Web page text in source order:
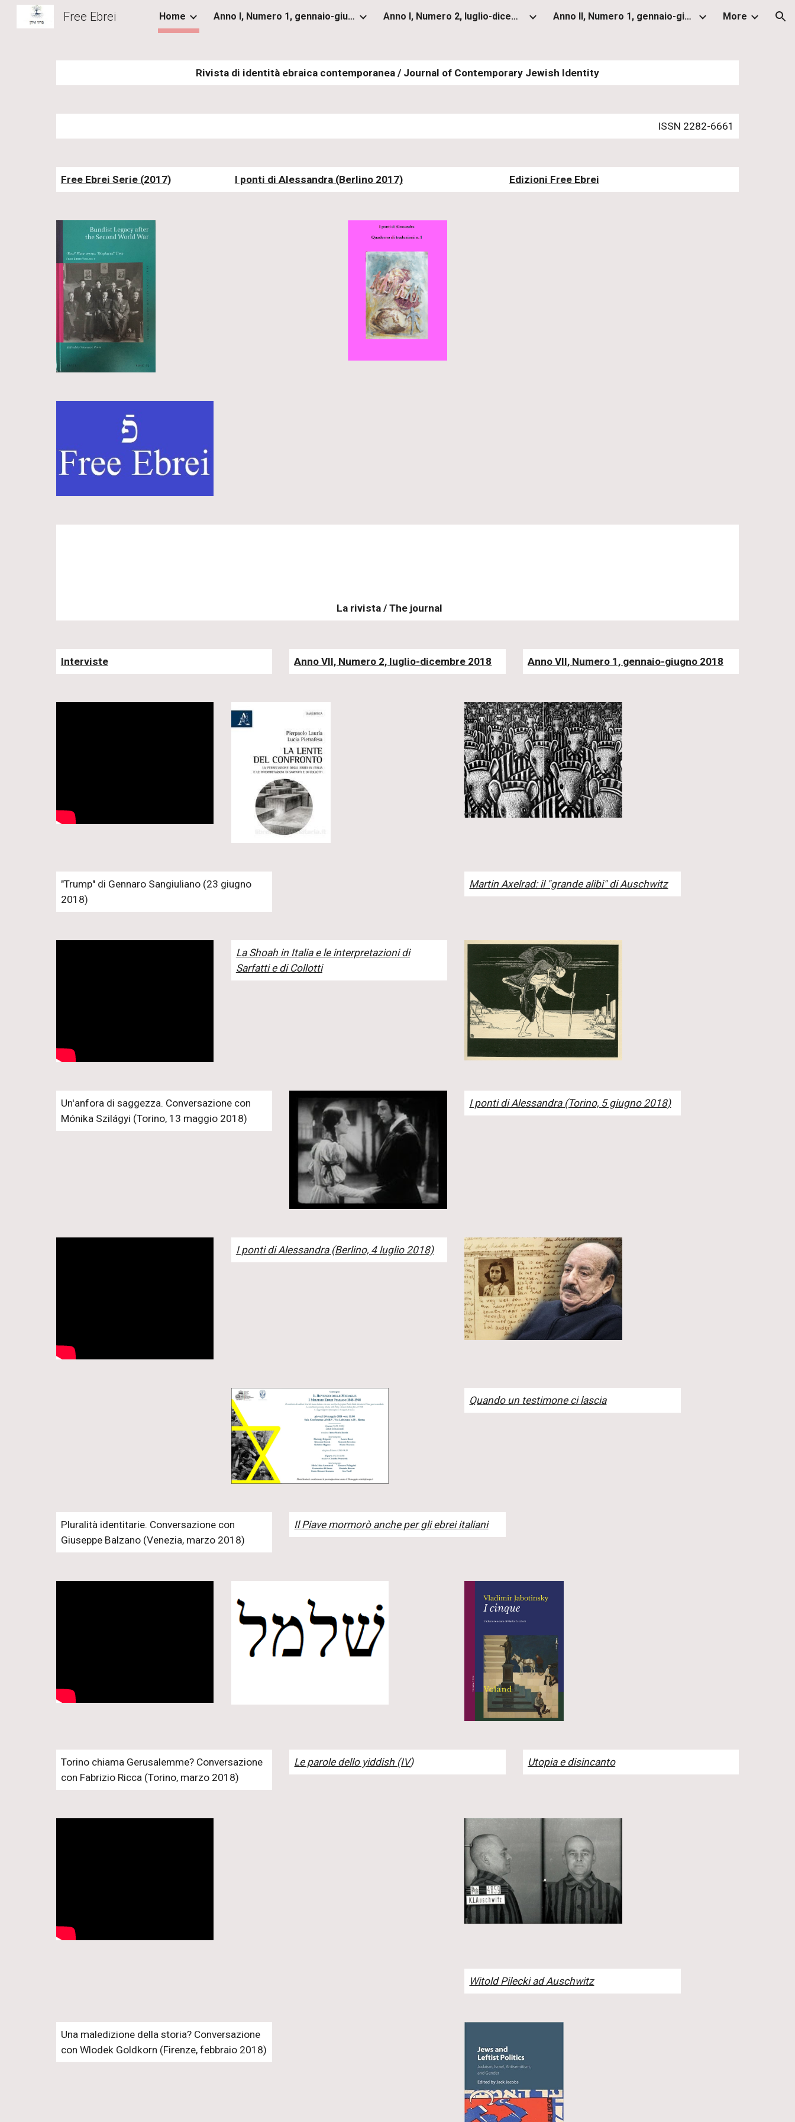
Skip to main content Skip to navigation
Free Ebrei Home Anno I, Numero 1, gennaio-giugno 2012 Anno I, Numero 2, luglio-dicembre 2012 Anno II, Numero 1, gennaio-giugno 2013 More
Rivista di identità ebraica contemporanea / Journal of Contemporary Jewish Identity
ISSN 2282-6661
Free Ebrei Serie (2017) I ponti di Alessandra (Berlino 2017) Edizioni Free Ebrei
La rivista / The journal
Interviste Anno VII, Numero 2, luglio-dicembre 2018 Anno VII, Numero 1, gennaio-giugno 2018
"Trump" di Gennaro Sangiuliano (23 giugno
2018)
Martin Axelrad: il "grande alibi" di Auschwitz
La Shoah in Italia e le interpretazioni di
Sarfatti e di Collotti
Un'anfora di saggezza. Conversazione con
Mónika Szilágyi (Torino, 13 maggio 2018)
I ponti di Alessandra (Torino, 5 giugno 2018)
I ponti di Alessandra (Berlino, 4 luglio 2018)
Quando un testimone ci lascia
Pluralità identitarie. Conversazione con
Giuseppe Balzano (Venezia, marzo 2018)
Il Piave mormorò anche per gli ebrei italiani
Torino chiama Gerusalemme? Conversazione
con Fabrizio Ricca (Torino, marzo 2018)
Le parole dello yiddish (IV) Utopia e disincanto
Witold Pilecki ad Auschwitz
Una maledizione della storia? Conversazione
con Wlodek Goldkorn (Firenze, febbraio 2018)